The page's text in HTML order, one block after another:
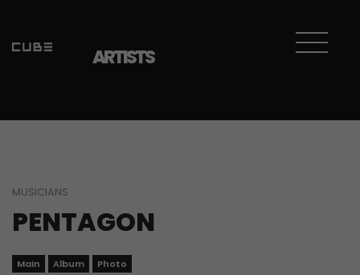
ARTISTS
MUSICIANS
PENTAGON
Main Album Photo